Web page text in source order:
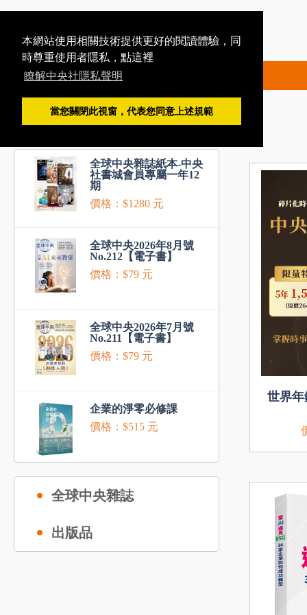
本網站使用相關技術提供更好的閱讀體驗，同
時尊重使用者隱私，點這裡
瞭解中央社隱私聲明
當您關閉此視窗，代表您同意上述規範
推薦商品
全球中央雜誌紙本-中央
社書城會員專屬一年12
期
價格：$1280 元
全球中央2026年8月號
No.212【電子書】
價格：$79 元
全球中央2026年7月號
No.211【電子書】
價格：$79 元
企業的淨零必修課
價格：$515 元
全球中央雜誌
出版品
世界年